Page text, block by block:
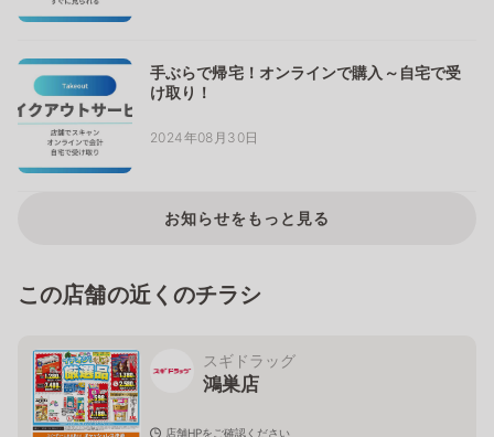
手ぶらで帰宅！オンラインで購入～自宅で受
け取り！
2024年08月30日
お知らせをもっと見る
この店舗の近くのチラシ
スギドラッグ
鴻巣店
店舗HPをご確認ください